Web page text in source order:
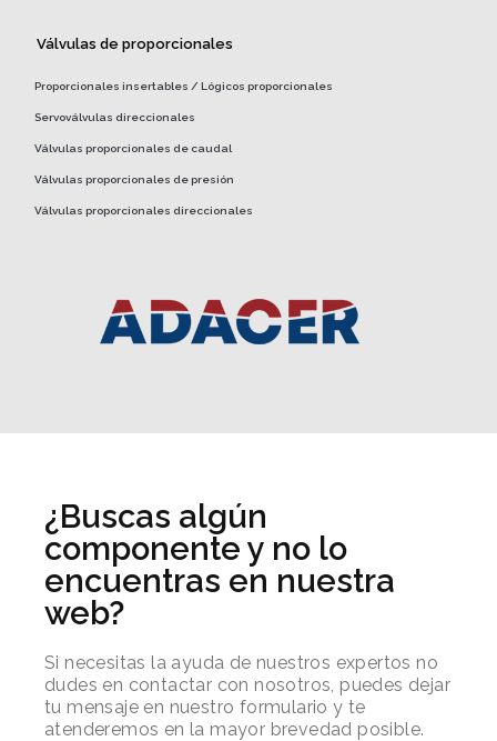
Válvulas de proporcionales
Proporcionales insertables / Lógicos proporcionales
Servoválvulas direccionales
Válvulas proporcionales de caudal
Válvulas proporcionales de presión
Válvulas proporcionales direccionales
¿Buscas algún
componente y no lo
encuentras en nuestra
web?
Si necesitas la ayuda de nuestros expertos no
dudes en contactar con nosotros, puedes dejar
tu mensaje en nuestro formulario y te
atenderemos en la mayor brevedad posible.